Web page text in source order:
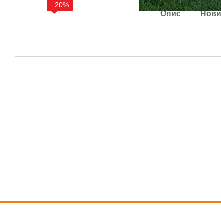
−20%
Опис